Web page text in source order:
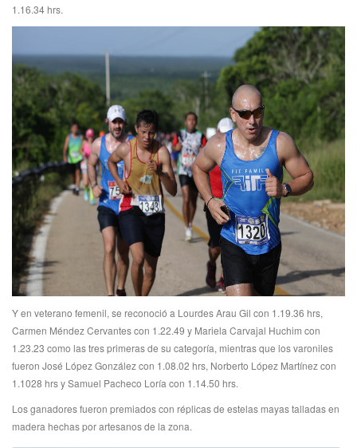
1.16.34 hrs.
Y en veterano femenil, se reconoció a Lourdes Arau Gil con 1.19.36 hrs,
Carmen Méndez Cervantes con 1.22.49 y Mariela Carvajal Huchim con
1.23.23 como las tres primeras de su categoría, mientras que los varoniles
fueron José López González con 1.08.02 hrs, Norberto López Martínez con
1.1028 hrs y Samuel Pacheco Loría con 1.14.50 hrs.
Los ganadores fueron premiados con réplicas de estelas mayas talladas en
madera hechas por artesanos de la zona.